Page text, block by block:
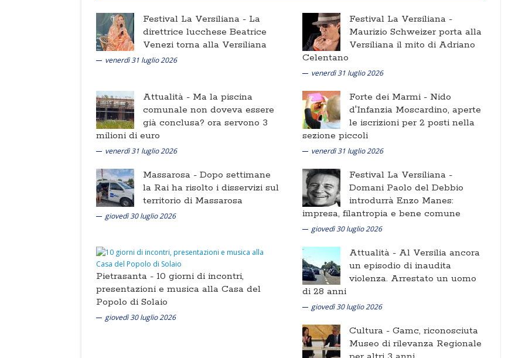
Festival La Versiliana - La
direttrice lucchese Beatrice
Venezi torna alla Versiliana
venerdì 31 luglio 2026
Festival La Versiliana -
Maurizio Schweizer porta alla
Versiliana il mito di Adriano
Celentano
venerdì 31 luglio 2026
Attualità - Ma la piscina
comunale non doveva essere
già conclusa? ora servono 3
milioni di euro
venerdì 31 luglio 2026
Forte dei Marmi - Nido
d'Infanzia Moscardino, aperte
le iscrizioni per 2 posti nella
sezione piccoli
venerdì 31 luglio 2026
Massarosa - Dopo settimane
la Rai ha risolto i disservizi sul
territorio di Massarosa
giovedì 30 luglio 2026
Festival La Versiliana -
Domani Paolo del Debbio
introdurrà Enzo Manes:
impresa, filantropia e bene comune
giovedì 30 luglio 2026
Pietrasanta - 10 giorni di incontri,
presentazioni e musica alla Casa del
Popolo di Solaio
giovedì 30 luglio 2026
Attualità - Al Versilia ancora
un episodio di inaudita
violenza. Arrestato un uomo
di 28 anni
giovedì 30 luglio 2026
Cultura - Gamc, riconosciuta
Museo di rilevanza Regionale